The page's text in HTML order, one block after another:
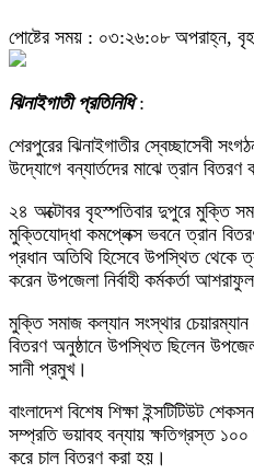
পোষ্টের সময় : ০৩:২৬:০৮ অপরাহ্ন,
ঝিনাইগাতী প্রতিনিধি :
শেরপুরের ঝিনাইগাতীর স্বেচ্ছাসেবী
উদ্যোগে বন্যার্তদের মাঝে ত্রান বিতরণ
২৪ অক্টোবর বৃহস্পতিবার দুপুরে মুক্তি
মুক্তিযোদ্ধা কমপ্লেক্স ভবনে ত্রান
প্রধান অতিথি হিসেবে উপস্থিত থেকে
করেন উপজেলা নির্বাহী কর্মকর্তা
মুক্তি সমাজ কল্যান সংস্থার
বিতরণ অনুষ্ঠানে উপস্থিত ছিলেন
সানী প্রমুখ।
বাংলাদেশ বিশেষ শিক্ষা ইন্সটিটিউট
সম্প্রতি ভয়াবহ বন্যায় ক্ষতিগ্রস্ত
করে চাল বিতরণ করা হয়।